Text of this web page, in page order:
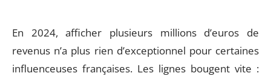
En 2024, afficher plusieurs millions d’euros de
revenus n’a plus rien d’exceptionnel pour certaines
influenceuses françaises. Les lignes bougent vite :